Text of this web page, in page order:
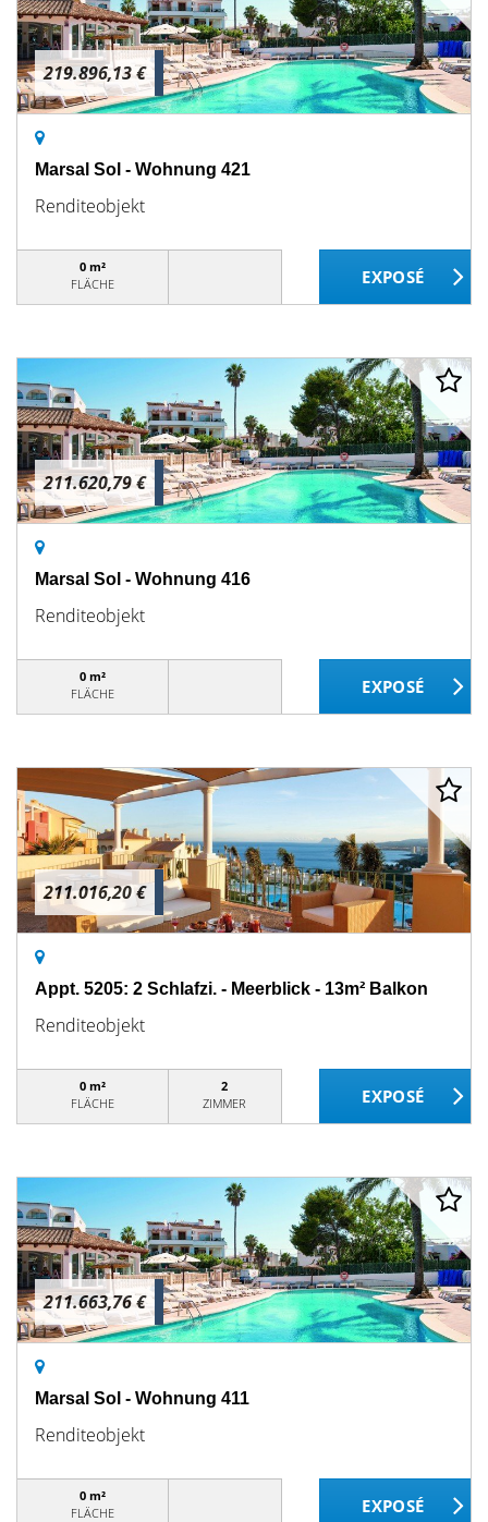
219.896,13 €
Marsal Sol - Wohnung 421
Renditeobjekt
0 m²
FLÄCHE
211.620,79 €
Marsal Sol - Wohnung 416
Renditeobjekt
0 m²
FLÄCHE
211.016,20 €
Appt. 5205: 2 Schlafzi. - Meerblick - 13m² Balkon
Renditeobjekt
0 m²
FLÄCHE
2
ZIMMER
211.663,76 €
Marsal Sol - Wohnung 411
Renditeobjekt
0 m²
FLÄCHE